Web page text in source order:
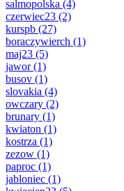
salmopolska (4)
czerwiec23 (2)
kurspb (27)
boraczywierch (1)
maj23 (5)
jawor(1)
busov (1)
slovakia (4)
owczary (2)
brunary (1)
kwiaton (1)
kostrza (1)
zezow (1)
paproc (1)
jabloniec (1)